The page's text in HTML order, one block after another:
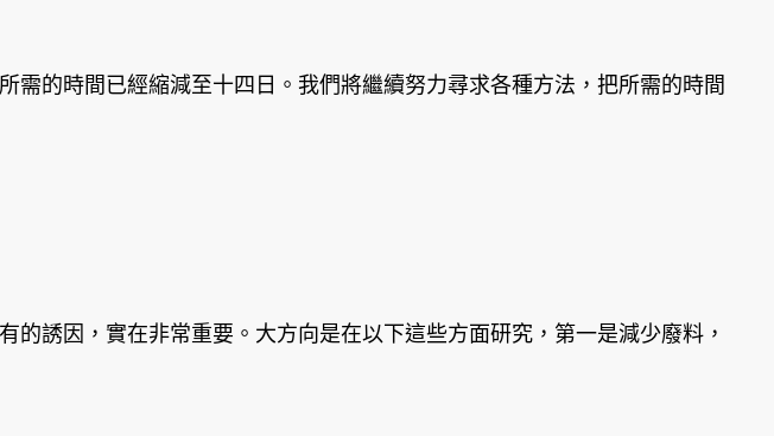
的時間已經縮減至十四日。我們將繼續努力尋求各種方法，把所需的時間
誘因，實在非常重要。大方向是在以下這些方面研究，第一是減少廢料，